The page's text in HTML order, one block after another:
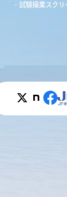
試験操業スクリ